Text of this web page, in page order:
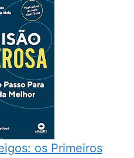
os Primeiros